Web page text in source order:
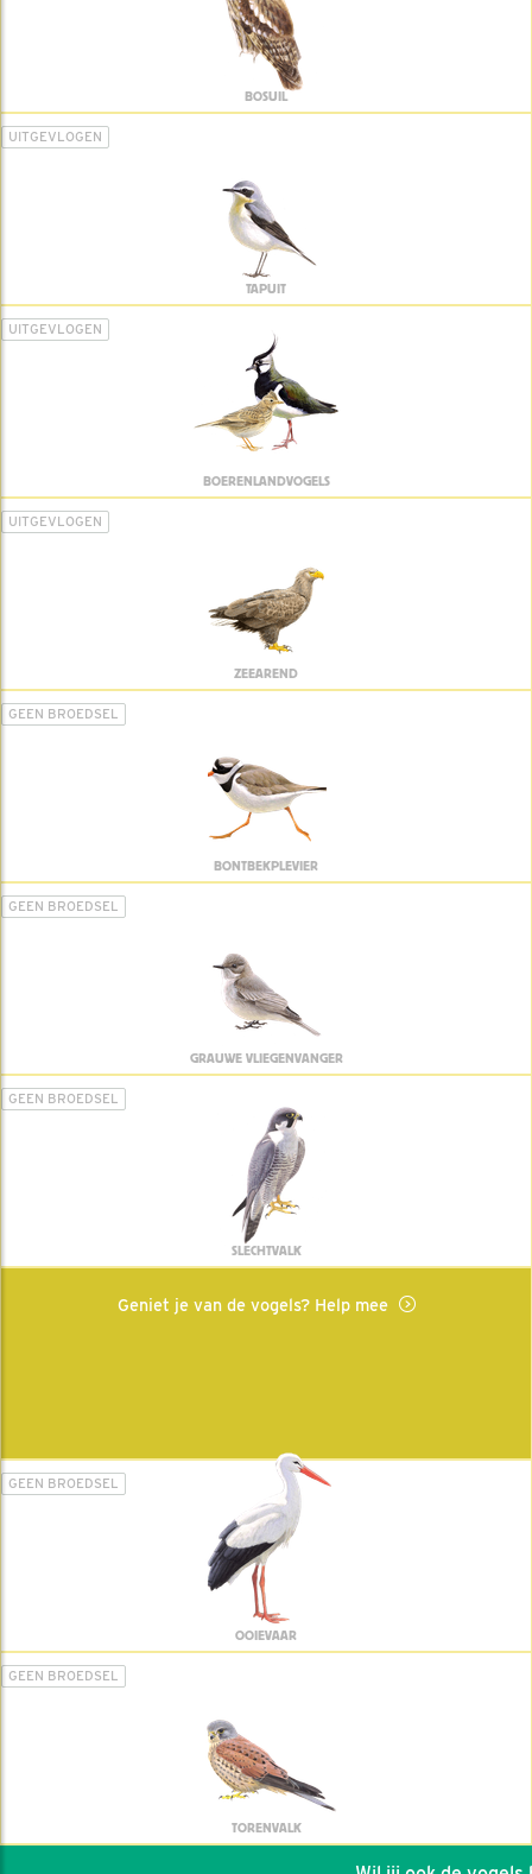
BOSUIL
UITGEVLOGEN
TAPUIT
UITGEVLOGEN
BOERENLANDVOGELS
UITGEVLOGEN
ZEEAREND
GEEN BROEDSEL
BONTBEKPLEVIER
GEEN BROEDSEL
GRAUWE VLIEGENVANGER
GEEN BROEDSEL
SLECHTVALK
Geniet je van de vogels? Help mee
GEEN BROEDSEL
OOIEVAAR
GEEN BROEDSEL
TORENVALK